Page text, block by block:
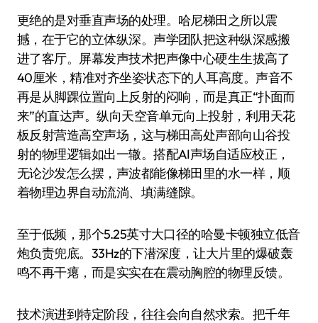
更绝的是对垂直声场的处理。哈尼梯田之所以震
撼，在于它的立体纵深。声学团队把这种纵深感搬
进了客厅。屏幕发声技术把声像中心硬生生拔高了
40厘米，精准对齐坐姿状态下的人耳高度。声音不
再是从脚踝位置向上反射的闷响，而是真正“扑面而
来”的直达声。纵向天空音单元向上投射，利用天花
板反射营造高空声场，这与梯田高处声部向山谷投
射的物理逻辑如出一辙。搭配AI声场自适应校正，
无论沙发怎么摆，声波都能像梯田里的水一样，顺
着物理边界自动流淌、填满缝隙。
至于低频，那个5.25英寸大口径的哈曼卡顿独立低音
炮负责兜底。33Hz的下潜深度，让大片里的爆破轰
鸣不再干瘪，而是实实在在震动胸腔的物理反馈。
技术演进到特定阶段，往往会向自然求索。把千年